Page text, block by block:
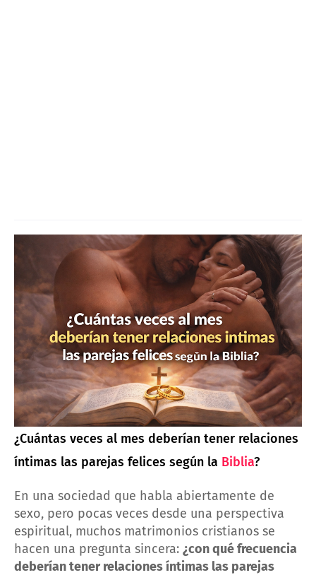
¿Cuántas veces al mes deberían tener relaciones
íntimas las parejas felices según la Biblia?
En una sociedad que habla abiertamente de
sexo, pero pocas veces desde una perspectiva
espiritual, muchos matrimonios cristianos se
hacen una pregunta sincera: ¿con qué frecuencia
deberían tener relaciones íntimas las parejas